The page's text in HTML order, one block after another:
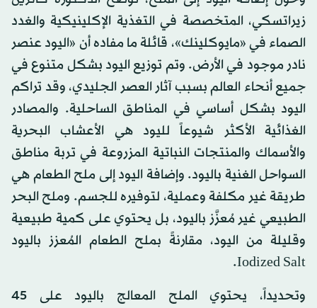
زيراتسكي، المتخصصة في التغذية الإكلينيكية والغدد
الصماء في «مايوكلينك»، قائلة ما مفاده أن «اليود عنصر
نادر موجود في الأرض. وتم توزيع اليود بشكل متنوع في
جميع أنحاء العالم بسبب آثار العصر الجليدي، وقد تراكم
اليود بشكل أساسي في المناطق الساحلية. والمصادر
الغذائية الأكثر شيوعاً لليود هي الأعشاب البحرية
والأسماك والمنتجات النباتية المزروعة في تربة مناطق
السواحل الغنية باليود. وإضافة اليود إلى ملح الطعام هي
طريقة غير مكلفة وعملية، لتوفيره للجسم. وملح البحر
الطبيعي غير مُعزَّز باليود، بل يحتوي على كمية طبيعية
وقليلة من اليود، مقارنةً بملح الطعام المُعزز باليود
Iodized Salt.
وتحديداً، يحتوي الملح المعالج باليود على 45